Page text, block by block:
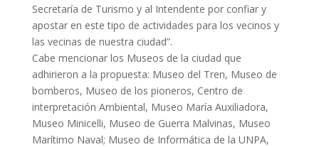
Secretaría de Turismo y al Intendente por confiar y
apostar en este tipo de actividades para los vecinos y
las vecinas de nuestra ciudad”.
Cabe mencionar los Museos de la ciudad que
adhirieron a la propuesta: Museo del Tren, Museo de
bomberos, Museo de los pioneros, Centro de
interpretación Ambiental, Museo María Auxiliadora,
Museo Minicelli, Museo de Guerra Malvinas, Museo
Marítimo Naval; Museo de Informática de la UNPA,